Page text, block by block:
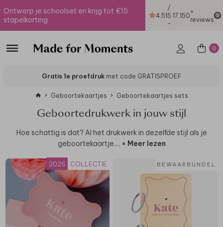
Ontwerp je schoolset en krijg tot €15
stapelkorting
4.51
/
5
-
17.150+
reviews
0
Gratis 1e proefdrukmet code GRATISPROEF
Geboortekaartjes Geboortekaartjes sets
Geboortedrukwerk in jouw stijl
Hoe schattig is dat? Al het drukwerk in dezelfde stijl als je
geboortekaartje.... + Meer lezen
2026 COLLECTIE BEWAARBUNDEL